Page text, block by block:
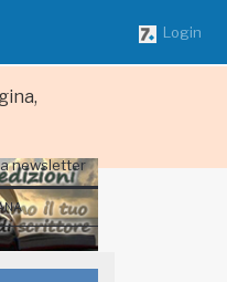
Login
newsletter